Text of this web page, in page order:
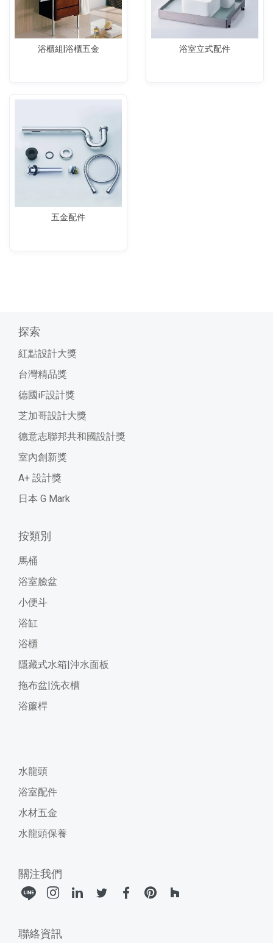
浴櫃組|浴櫃五金 浴室立式配件
五金配件
探索
紅點設計大獎
台灣精品獎
德國iF設計獎
芝加哥設計大獎
德意志聯邦共和國設計獎
室內創新獎
A+ 設計獎
日本 G Mark
按類別
馬桶
浴室臉盆
小便斗
浴缸
浴櫃
隱藏式水箱|沖水面板
拖布盆|洗衣槽
浴簾桿
水龍頭
浴室配件
水材五金
水龍頭保養
關注我們
聯絡資訊